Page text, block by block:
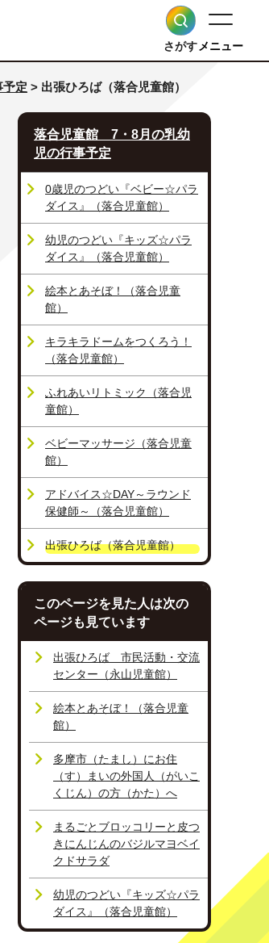
さがすメニュー
定 > 出張ひろば（落合児童館）
落合児童館 7・8月の乳幼
児の行事予定
0歳児のつどい『ベビー☆パラ
ダイス』（落合児童館）
幼児のつどい『キッズ☆パラ
ダイス』（落合児童館）
絵本とあそぼ！（落合児童
館）
キラキラドームをつくろう！
（落合児童館）
ふれあいリトミック（落合児
童館）
ベビーマッサージ（落合児童
館）
アドバイス☆DAY～ラウンド
保健師～（落合児童館）
出張ひろば（落合児童館）
このページを見た人は次の
ページも見ています
出張ひろば 市民活動・交流
センター（永山児童館）
絵本とあそぼ！（落合児童
館）
多摩市（たまし）にお住
（す）まいの外国人（がいこ
くじん）の方（かた）へ
まるごとブロッコリーと皮つ
きにんじんのバジルマヨベイ
クドサラダ
幼児のつどい『キッズ☆パラ
ダイス』（落合児童館）